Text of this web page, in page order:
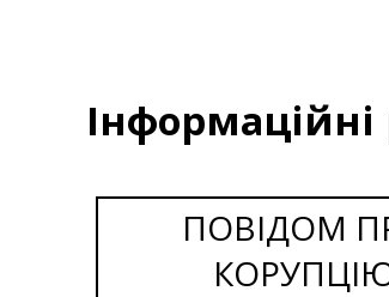
Інформаційні
ПОВІДОМ